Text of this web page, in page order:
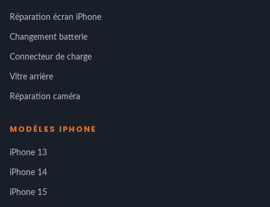
Réparation écran iPhone
Changement batterie
Connecteur de charge
Vitre arrière
Réparation caméra
MODÈLES IPHONE
iPhone 13
iPhone 14
iPhone 15